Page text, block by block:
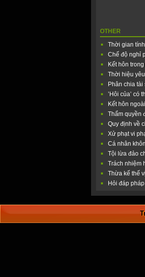
OTHER
Thời gian
Chế độ nghỉ
Kết hôn
Thời hiệu
Phân chia
’Hôi của’ có
Kết hôn
Thẩm quyền
Quy định về
Xử phạt vi
Cá nhân
Tội lừa đảo
Trách nhiệm
Thừa kế thế vị
Hỏi đáp